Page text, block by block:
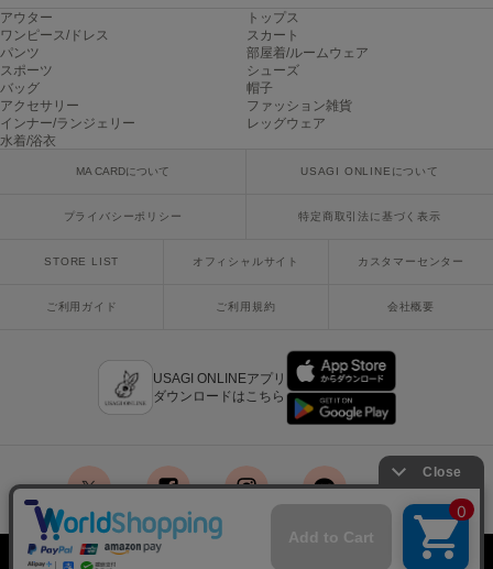
NOWNS
ナウンス
null.
ヌル
オルグ
パトリック
Philly chocolate
フィリーチョコレート
アウター
トップス
ワンピース/ドレス
スカート
パンツ
部屋着/ルームウェア
スポーツ
シューズ
バッグ
帽子
アクセサリー
ファッション雑貨
インナー/ランジェリー
レッグウェア
水着/浴衣
MA CARDについて USAGI ONLINEについて
プライバシーポリシー 特定商取引法に基づく表示
STORE LIST オフィシャルサイト カスタマーセンター
ご利用ガイド ご利用規約 会社概要
USAGI ONLINEアプリ
ダウンロードはこちら
x facebook mail
Copyright © 2018 Usagi Online Co.,Ltd. All Rights Reserved.